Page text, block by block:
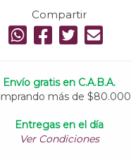
Compartir
Envío gratis en C.A.B.A.
más de $80.000
Entregas en el día
Ver Condiciones